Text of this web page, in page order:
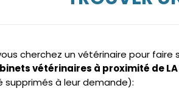
cherchez un vétérinaire pour
vétérinaires à proximité de LA
supprimés à leur demande):